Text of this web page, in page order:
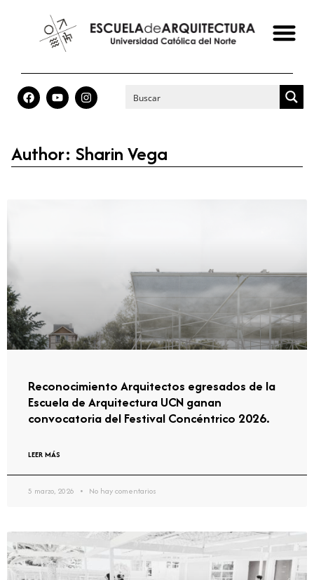
Author: Sharin Vega
Reconocimiento Arquitectos egresados de la
Escuela de Arquitectura UCN ganan
convocatoria del Festival Concéntrico 2026.
LEER MÁS
5 marzo, 2026 No hay comentarios